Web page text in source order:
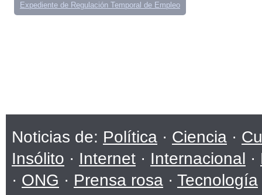
Expediente de Regulación Temporal de Empleo
Noticias de: Política · Ciencia ·
Insólito · Internet · Internacional ·
· ONG · Prensa rosa · Tecnología